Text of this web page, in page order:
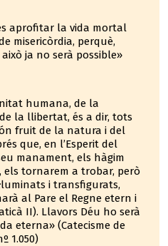
aprofitar la vida mortal
misericòrdia, perquè,
ja no serà possible»
humana, de la
la llibertat, és a dir, tots
fruit de la natura i del
que, en l’Esperit del
manament, els hàgim
tornarem a trobar, però
i transfigurats,
al Pare el Regne etern i
II). Llavors Déu ho serà
eterna» (Catecisme de
1.050)